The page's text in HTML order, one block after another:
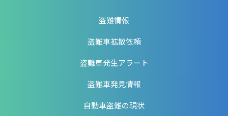
盗難情報
盗難車拡散依頼
盗難車発生アラート
盗難車発見情報
自動車盗難の現状